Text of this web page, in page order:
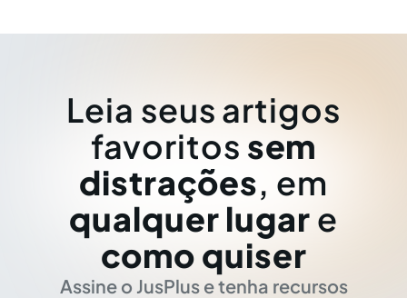
Leia seus artigos
favoritos sem
distrações, em
qualquer lugar e
como quiser
Assine o JusPlus e tenha recursos